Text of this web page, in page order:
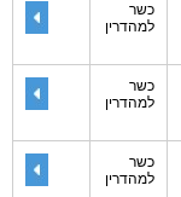
כשר
למהדרין
כשר
למהדרין
כשר
למהדרין